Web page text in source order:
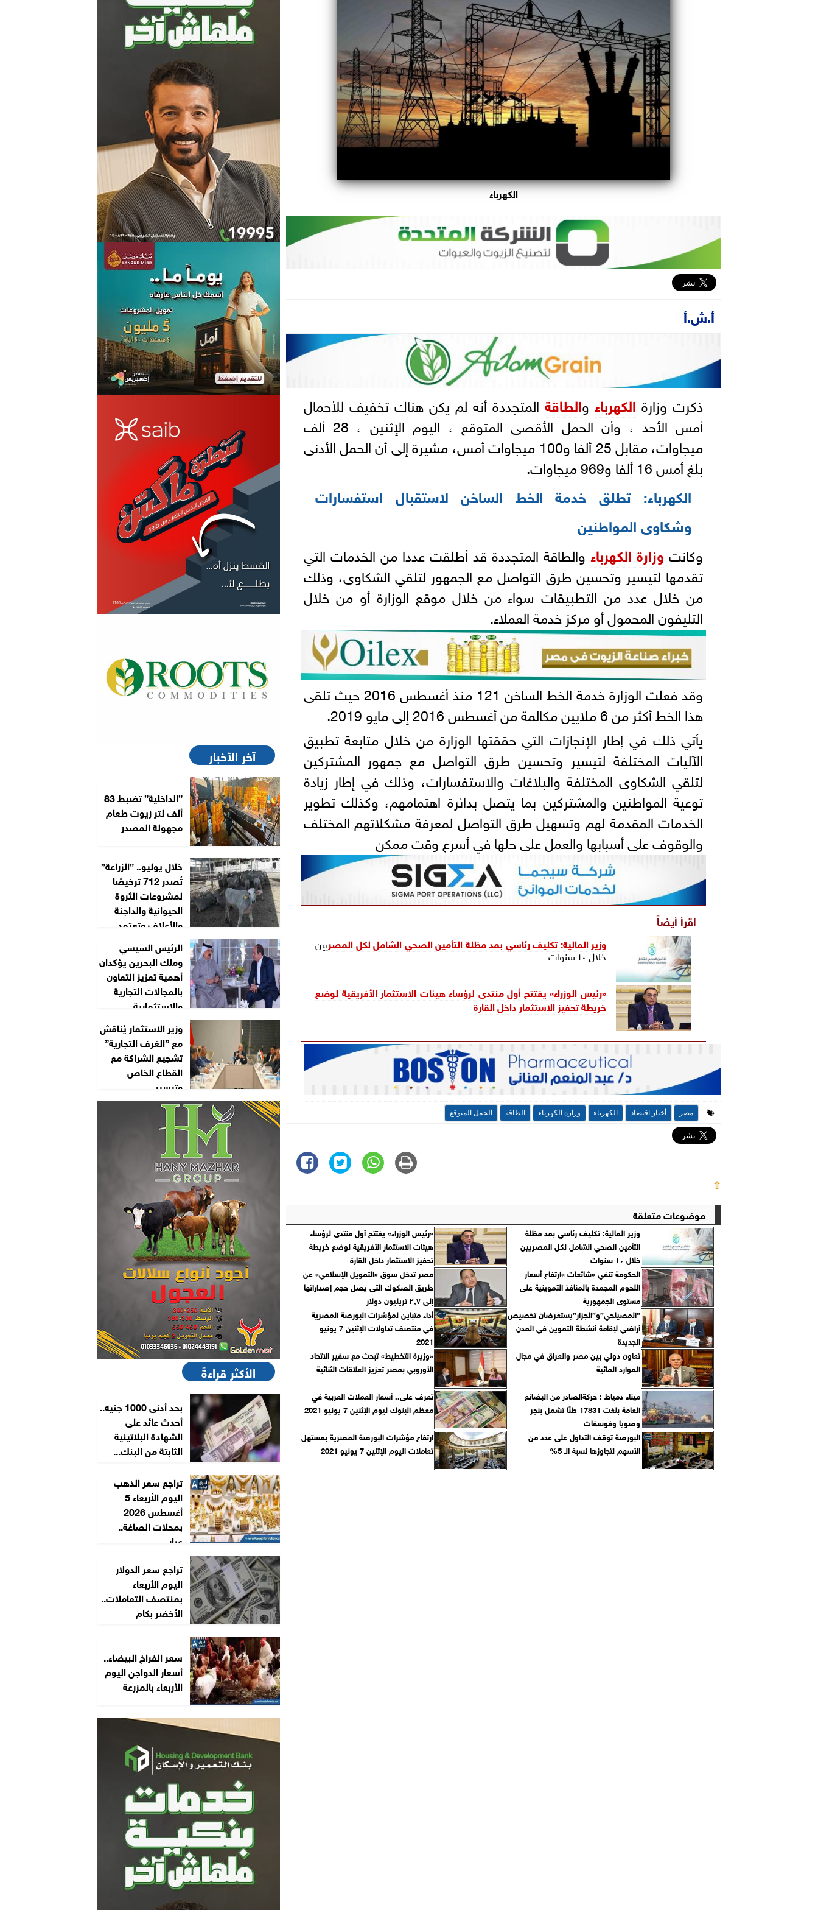
الكهرباء
أ.ش.أ
ذكرت وزارة الكهرباءوالطاقةالمتجددة أنه لم يكن هناك تخفيف للأحمال
أمس الأحد ، وأن الحمل الأقصى المتوقع ، اليوم الإثنين ، 28 ألف
ميجاوات، مقابل 25 ألفا و100 ميجاوات أمس، مشيرة إلى أن الحمل الأدنى
بلغ أمس 16 ألفا و969 ميجاوات.
الكهرباء: تطلق خدمة الخط الساخن لاستقبال استفسارات
وشكاوى المواطنين
وكانت وزارة الكهرباءوالطاقة المتجددة قد أطلقت عددا من الخدمات التي
تقدمها لتيسير وتحسين طرق التواصل مع الجمهور لتلقي الشكاوى، وذلك
من خلال عدد من التطبيقات سواء من خلال موقع الوزارة أو من خلال
التليفون المحمول أو مركز خدمة العملاء.
وقد فعلت الوزارة خدمة الخط الساخن 121 منذ أغسطس 2016 حيث تلقى
هذا الخط أكثر من 6 ملايين مكالمة من أغسطس 2016 إلى مايو 2019.
يأتي ذلك في إطار الإنجازات التي حققتها الوزارة من خلال متابعة تطبيق
الآليات المختلفة لتيسير وتحسين طرق التواصل مع جمهور المشتركين
لتلقي الشكاوى المختلفة والبلاغات والاستفسارات، وذلك في إطار زيادة
توعية المواطنين والمشتركين بما يتصل بدائرة اهتمامهم، وكذلك تطوير
الخدمات المقدمة لهم وتسهيل طرق التواصل لمعرفة مشكلاتهم المختلف
والوقوف على أسبابها والعمل على حلها في أسرع وقت ممكن
اقرأ أيضاً
وزير المالية: تكليف رئاسي بمد مظلة التأمين الصحي الشامل لكل المصريين
خلال ١٠ سنوات
«رئيس الوزراء» يفتتح أول منتدى لرؤساء هيئات الاستثمار الأفريقية لوضع
خريطة تحفيز الاستثمار داخل القارة
مصر أخبار اقتصاد الكهرباء وزارة الكهرباء الطاقة الحمل المتوقع
⇧
موضوعات متعلقة
وزير المالية: تكليف رئاسي بمد مظلة
التأمين الصحي الشامل لكل المصريين
خلال ١٠ سنوات
«رئيس الوزراء» يفتتح أول منتدى لرؤساء
هيئات الاستثمار الأفريقية لوضع خريطة
تحفيز الاستثمار داخل القارة
الحكومة تنفي «شائعات »ارتفاع أسعار
اللحوم المجمدة بالمنافذ التموينية على
مستوى الجمهورية
مصر تدخل سوق «التمويل الإسلامي» عن
طريق الصكوك التى يصل حجم إصداراتها
إلى ٢,٧ تريليون دولار
”المصيلحي”و”الجزار”يستعرضان تخصيص
أراضي لإقامة أنشطة التموين في المدن
الجديدة
أداء متباين لمؤشرات البورصة المصرية
في منتصف تداولات الإثنين 7 يونيو
2021
تعاون دولي بين مصر والعراق في مجال
الموارد المائية
«وزيرة التخطيط» تبحث مع سفير الاتحاد
الأوروبي بمصر تعزيز العلاقات الثنائية
ميناء دمياط : حركةالصادر من البضائع
العامة بلغت 17831 طنًا تشمل بنجر
وصويا وفوسفات
تعرف على.. أسعار العملات العربية في
معظم البنوك ليوم الإثنين 7 يونيو 2021
البورصة توقف التداول على عدد من
الأسهم لتجاوزها نسبة الـ 5%
ارتفاع مؤشرات البورصة المصرية بمستهل
تعاملات اليوم الإثنين 7 يونيو 2021
آخر الأخبار
”الداخلية” تضبط 83
ألف لتر زيوت طعام
مجهولة المصدر
خلال يوليو.. ”الزراعة”
تُصدر 712 ترخيصًا
لمشروعات الثروة
الحيوانية والداجنة
والأعلاف وتعتمد...
الرئيس السيسي
وملك البحرين يؤكدان
أهمية تعزيز التعاون
بالمجالات التجارية
والاستثمارية
وزير الاستثمار يُناقش
مع ”الغرف التجارية”
تشجيع الشراكة مع
القطاع الخاص
وتيسير...
الأكثر قراءةً
بحد أدنى 1000 جنيه..
أحدث عائد على
الشهادة البلاتينية
الثابتة من البنك...
تراجع سعر الذهب
اليوم الأربعاء 5
أغسطس 2026
بمحلات الصاغة..
عيار...
تراجع سعر الدولار
اليوم الأربعاء
بمنتصف التعاملات..
الأخضر بكام
سعر الفراخ البيضاء..
أسعار الدواجن اليوم
الأربعاء بالمزرعة